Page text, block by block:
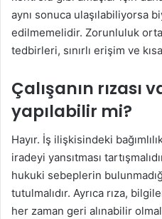
aynı sonuca ulaşılabiliyorsa
edilmemelidir. Zorunluluk
tedbirleri, sınırlı erişim ve
Çalışanın rızası
yapılabilir mi?
Hayır. İş ilişkisindeki
iradeyi yansıtması
hukuki sebeplerin
tutulmalıdır. Ayrıca rıza,
her zaman geri alınabilir